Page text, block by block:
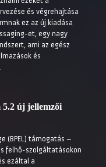
és végrehajtása
ez az új kiadása
et, egy nagy
ami az egész
és
új jellemzői
(BPEL) támogatás –
felhő-szolgáltatásokon
ezáltal a